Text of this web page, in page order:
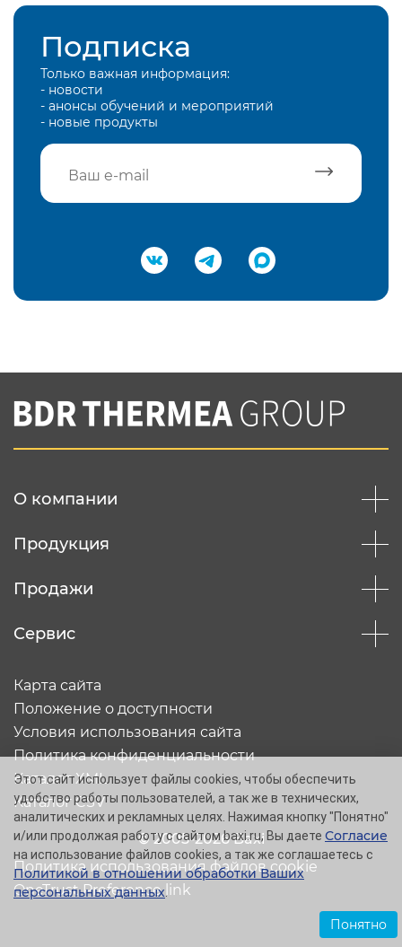
Подписка
Только важная информация:
- новости
- анонсы обучений и мероприятий
- новые продукты
Подтвердить e-mail
Вы соглашаетесь с нашей политикой
конфеденциальности
О компании
Продукция
Продажи
Сервис
© 2005-2026 Baxi
Карта сайта
Положение о доступности
Условия использования сайта
Политика конфиденциальности
Каталог XML
Каталог CSV
Политика использования файлов cookie
OneTrust Preference link
Этот сайт использует файлы cookies, чтобы обеспечить
удобство работы пользователей, а так же в технических,
аналитических и рекламных целях. Нажимая кнопку "Понятно"
и/или продолжая работу с сайтом baxi.ru, Вы даете Согласие
на использование файлов cookies, а так же соглашаетесь с
Политикой в отношении обработки Ваших
персональных данных.
Понятно